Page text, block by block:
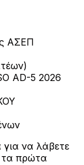
ΑΣΕΠ
AD-5 2026
να λάβετε
τα πρώτα